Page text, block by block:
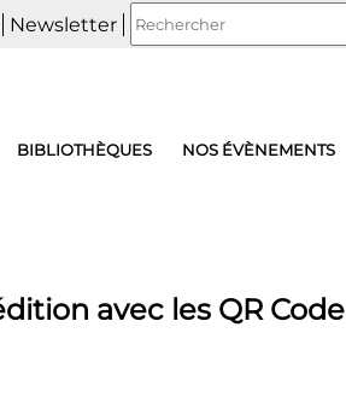
Newsletter
BIBLIOTHÈQUES NOS ÉVÈNEMENTS
avec les QR Code